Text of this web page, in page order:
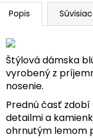
Popis
Štýlová dámska
vyrobený z
nosenie.
Prednú časť
detailmi a
ohrnutým lemom